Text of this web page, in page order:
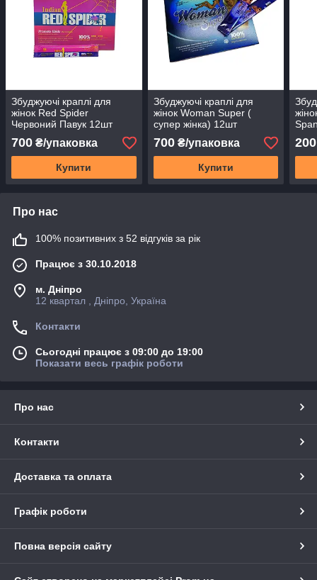
Збуджуючі краплі для
жінок Red Spider
Червоний Павук 12шт
700 ₴/упаковка
Купити
Збуджуючі краплі для
жінок Woman Super (
супер жінка) 12шт
700₴/упаковка
Купити
200
Про нас
100% позитивних з 52 відгуків за рік
Працює з 30.10.2018
м. Дніпро
12 квартал , Дніпро, Україна
Контакти
Сьогодні працює з 09:00 до 19:00
Показати весь графік роботи
Про нас
Контакти
Доставка та оплата
Графік роботи
Повна версія сайту